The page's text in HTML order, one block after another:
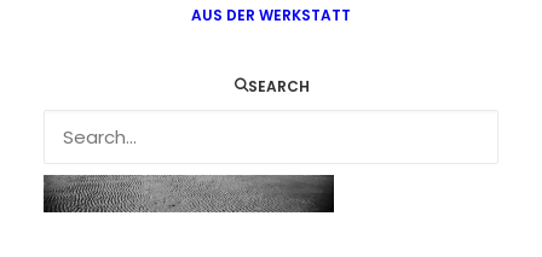
AUS DER WERKSTATT
SEARCH